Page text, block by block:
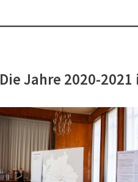
Die Jahre 2020-